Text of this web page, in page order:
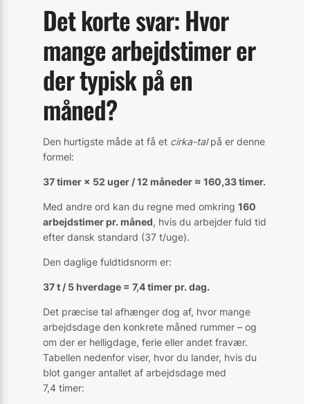
Det korte svar: Hvor
mange arbejdstimer er
der typisk på en
måned?
Den hurtigste måde at få et cirka-talpå er denne
formel:
37 timer × 52 uger / 12 måneder ≈ 160,33 timer.
Med andre ord kan du regne med omkring 160
arbejdstimer pr. måned, hvis du arbejder fuld tid
efter dansk standard (37 t/uge).
Den daglige fuldtidsnorm er:
37 t / 5 hverdage = 7,4 timer pr. dag.
Det præcise tal afhænger dog af, hvor mange
arbejdsdage den konkrete måned rummer – og
om der er helligdage, ferie eller andet fravær.
Tabellen nedenfor viser, hvor du lander, hvis du
blot ganger antallet af arbejdsdage med
7,4 timer: